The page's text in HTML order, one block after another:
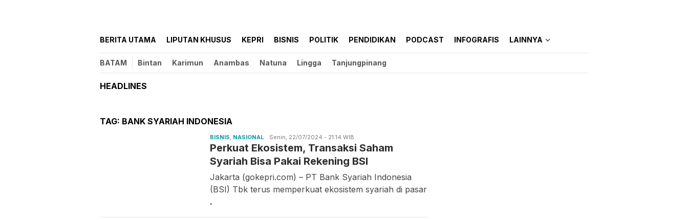
BERITA UTAMA LIPUTAN KHUSUS KEPRI BISNIS POLITIK PENDIDIKAN PODCAST INFOGRAFIS LAINNYA
BATAM Bintan Karimun Anambas Natuna Lingga Tanjungpinang
HEADLINES
TAG: BANK SYARIAH INDONESIA
BISNIS, NASIONAL Ilfitrah
Senin, 22/07/2024 - 21:14 WIB
Perkuat Ekosistem, Transaksi Saham
Syariah Bisa Pakai Rekening BSI
Jakarta (gokepri.com) – PT Bank Syariah Indonesia
(BSI) Tbk terus memperkuat ekosistem syariah di pasar
.